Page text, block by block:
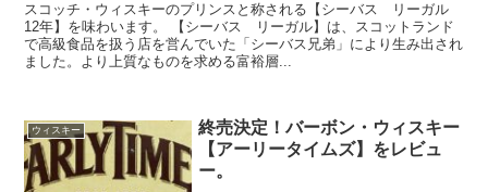
スコッチ・ウィスキーのプリンスと称される【シーバス リーガル
12年】を味わいます。 【シーバス リーガル】は、スコットランド
で高級食品を扱う店を営んでいた「シーバス兄弟」により生み出され
ました。より上質なものを求める富裕層...
ウィスキー
終売決定！バーボン・ウィスキー
【アーリータイムズ】をレビュ
ー。